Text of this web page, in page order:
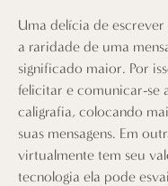
Uma delícia de
a raridade de uma
significado maior. Por
felicitar e comunicar-se
caligrafia, colocando
suas mensagens. Em
virtualmente tem seu
tecnologia ela pode